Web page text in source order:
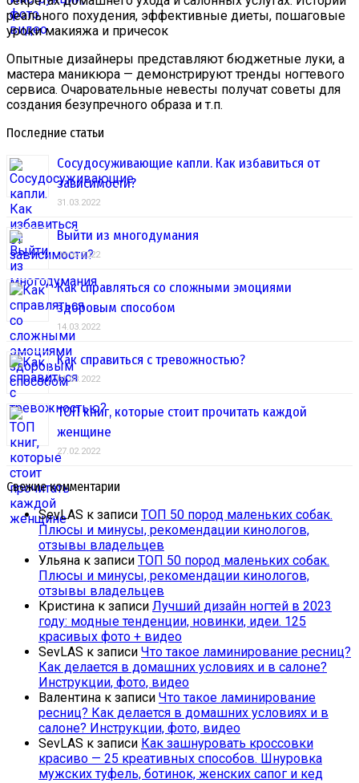
реального похудения, эффективные диеты, пошаговые
уроки макияжа и причесок
Опытные дизайнеры представляют бюджетные луки, а
мастера маникюра — демонстрируют тренды ногтевого
сервиса. Очаровательные невесты получат советы для
создания безупречного образа и т.п.
Последние статьи
Сосудосуживающие капли. Как избавиться от
зависимости?
31.03.2022
Выйти из многодумания
28.03.2022
Как справляться со сложными эмоциями
здоровым способом
14.03.2022
Как справиться с тревожностью?
01.03.2022
ТОП книг, которые стоит прочитать каждой
женщине
27.02.2022
Свежие комментарии
SevLAS к записи ТОП 50 пород маленьких собак.
Плюсы и минусы, рекомендации кинологов,
отзывы владельцев
Ульяна к записи ТОП 50 пород маленьких собак.
Плюсы и минусы, рекомендации кинологов,
отзывы владельцев
Кристина к записи Лучший дизайн ногтей в 2023
году: модные тенденции, новинки, идеи. 125
красивых фото + видео
SevLAS к записи Что такое ламинирование ресниц?
Как делается в домашних условиях и в салоне?
Инструкции, фото, видео
Валентина к записи Что такое ламинирование
ресниц? Как делается в домашних условиях и в
салоне? Инструкции, фото, видео
SevLAS к записи Как зашнуровать кроссовки
красиво — 25 креативных способов. Шнуровка
мужских туфель, ботинок, женских сапог и кед